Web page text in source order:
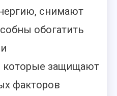
снимают
обогатить
которые защищают
факторов